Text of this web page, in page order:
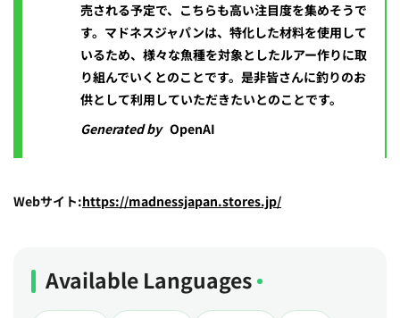
売される予定で、こちらも高い注目度を集めそうで
す。マドネスジャパンは、特化した材料を使用して
いるため、様々な魚種を対象としたルアー作りに取
り組んでいくとのことです。是非皆さんに釣りのお
供として利用していただきたいとのことです。
Generated by OpenAI
Webサイト:https://madnessjapan.stores.jp/
Available Languages